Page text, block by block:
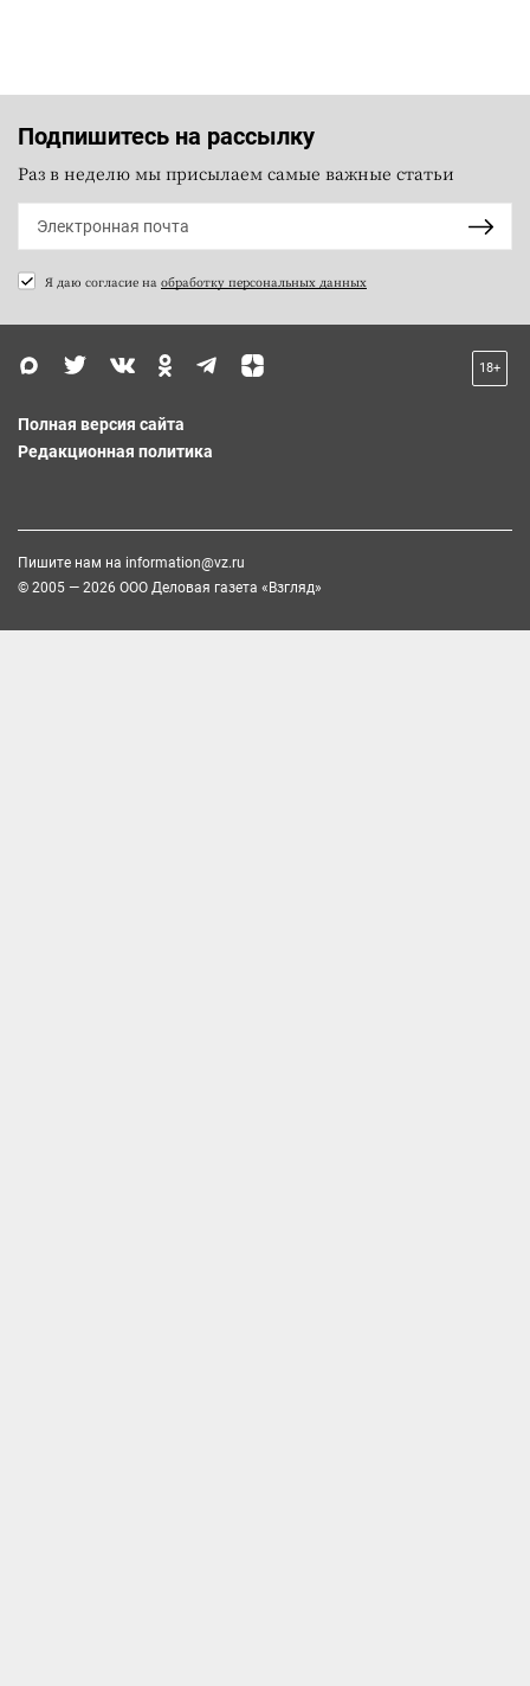
Подпишитесь на рассылку
Раз в неделю мы присылаем самые важные статьи
Я даю согласие на обработку персональных данных
18+
Полная версия сайта
Редакционная политика
Пишите нам на information@vz.ru
© 2005 — 2026 ООО Деловая газета «Взгляд»